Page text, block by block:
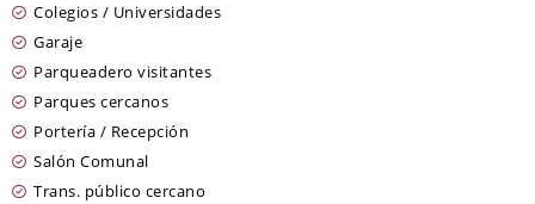
Colegios / Universidades
Garaje
Parqueadero visitantes
Parques cercanos
Portería / Recepción
Salón Comunal
Trans. público cercano